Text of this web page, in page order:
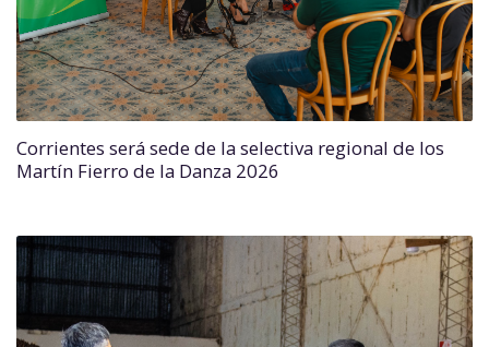
Corrientes será sede de la selectiva regional de los
Martín Fierro de la Danza 2026